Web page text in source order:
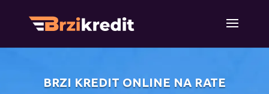
BRZI KREDIT ONLINE NA RATE